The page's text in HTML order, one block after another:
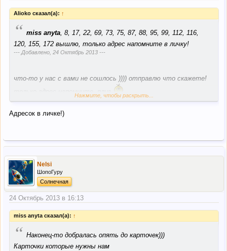
Alioko сказал(а): ↑
“ miss anyta , 8, 17, 22, 69, 73, 75, 87, 88, 95, 99, 112, 116,
120, 155, 172 вышлю, только адрес напомните в личку!
--- Добавлено, 24 Октябрь 2013 ---
что-то у нас с вами не сошлось )))) отправлю что скажете!
Нажмите, чтобы раскрыть...
Адресок в личке!)
Nelsi
ШопоГуру
Солнечная
24 Октябрь 2013 в 16:13
miss anyta сказал(а): ↑
“ Наконец-то добралась опять до карточек)))
Карточки которые нужны нам